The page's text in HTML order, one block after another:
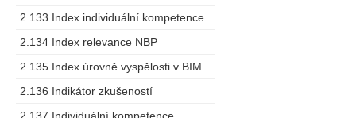
2.133 Index individuální kompetence
2.134 Index relevance NBP
2.135 Index úrovně vyspělosti v BIM
2.136 Indikátor zkušeností